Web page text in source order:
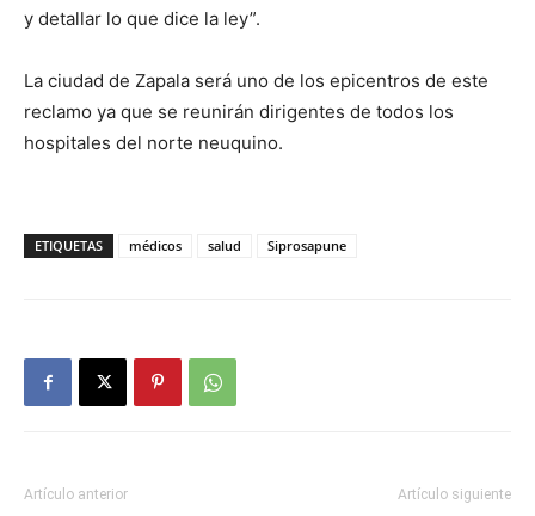
y detallar lo que dice la ley”.
La ciudad de Zapala será uno de los epicentros de este
reclamo ya que se reunirán dirigentes de todos los
hospitales del norte neuquino.
ETIQUETAS médicos salud Siprosapune
Artículo anterior Artículo siguiente